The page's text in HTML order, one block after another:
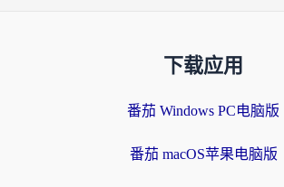
下载应用
番茄 Windows PC电脑版
番茄 macOS苹果电脑版